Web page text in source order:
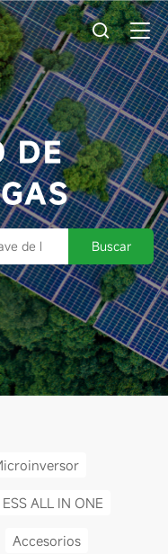
DE
Buscar
ESS ALL IN ONE
Accesorios